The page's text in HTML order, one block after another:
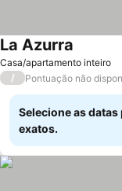
Casa/apartamento inteiro
La Azurra
/ Pontuação não
Selecione as
exatos.